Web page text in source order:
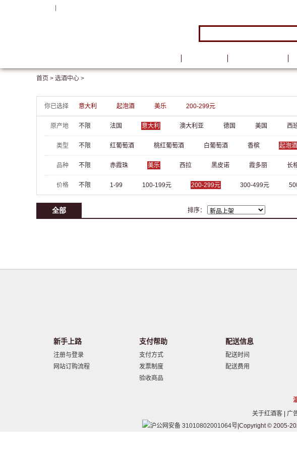
首页 > 选酒中心 >
你已选择 意大利 起泡酒 美乐 200-299元
原产地 不限 法国 意大利 澳大利亚 德国 美国 西
类型 不限 红葡萄酒 桃红葡萄酒 白葡萄酒 香槟 起泡酒
品种 不限 赤霞珠 美乐 西拉 黑皮诺 霞多丽 长
价格 不限 1-99 100-199元 200-299元 300-499元
全部 排序：
新手上路
注册与登录
网站订购流程
支付帮助
支付方式
发票制度
验收商品
配送信息
配送时间
配送费用
关于红酒客
广
沪公网安备 31010802001064号|Copyright © 2005-